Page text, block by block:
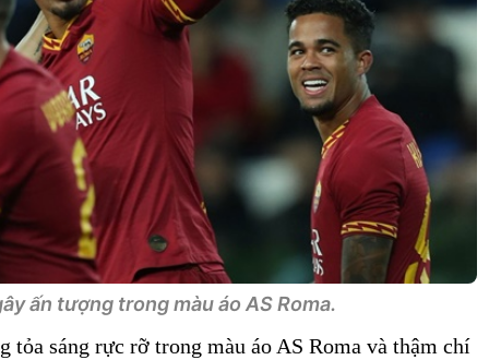
ấn tượng trong màu áo AS Roma.
tỏa sáng rực rỡ trong màu áo AS Roma và thậm chí